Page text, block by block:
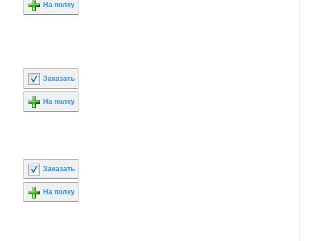
На полку
Заказать
На полку
Заказать
На полку